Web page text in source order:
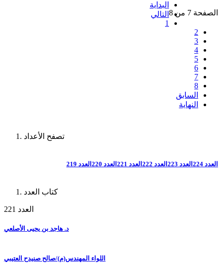
الصفحة 7 من 8
البداية
التالي
1
2
3
4
5
6
7
8
السابق
النهاية
تصفح الأعداد
العدد 224 العدد 223 العدد 222 العدد 221 العدد 220 العدد 219
كتاب العدد
العدد 221
د. هاجد بن يحيى الأصلعي
اللواء المهندس(م)/صالح صنيدح العتيبي